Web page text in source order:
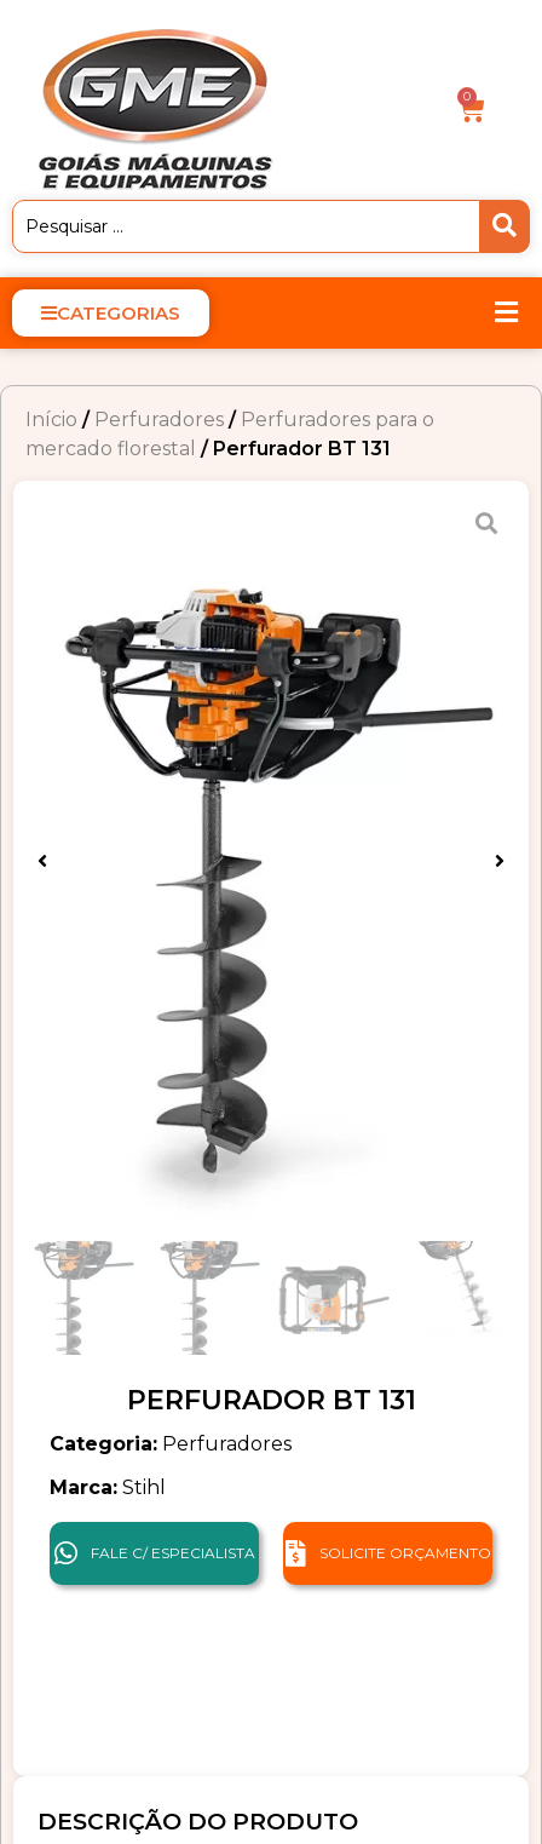
0
CATEGORIAS
Início / Perfuradores / Perfuradores para o
mercado florestal / Perfurador BT 131
PERFURADOR BT 131
Categoria: Perfuradores
Marca: Stihl
FALE C/ ESPECIALISTA SOLICITE ORÇAMENTO
DESCRIÇÃO DO PRODUTO